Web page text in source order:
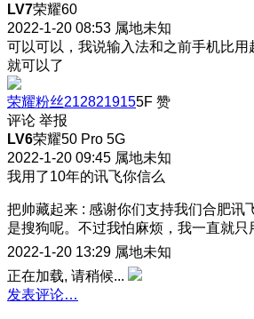
LV7荣耀60
2022-1-20 08:53 属地未知
可以可以，我说输入法和之前手机比
就可以了
荣耀粉丝2128219155F 赞
评论 举报
LV6荣耀50 Pro 5G
2022-1-20 09:45 属地未知
我用了10年的讯飞你信么
把帅藏起来 : 感谢你们支持我们合肥讯
是搜狗呢。不过我怕麻烦，我一直就
2022-1-20 13:29 属地未知
正在加载, 请稍候...
发表评论…